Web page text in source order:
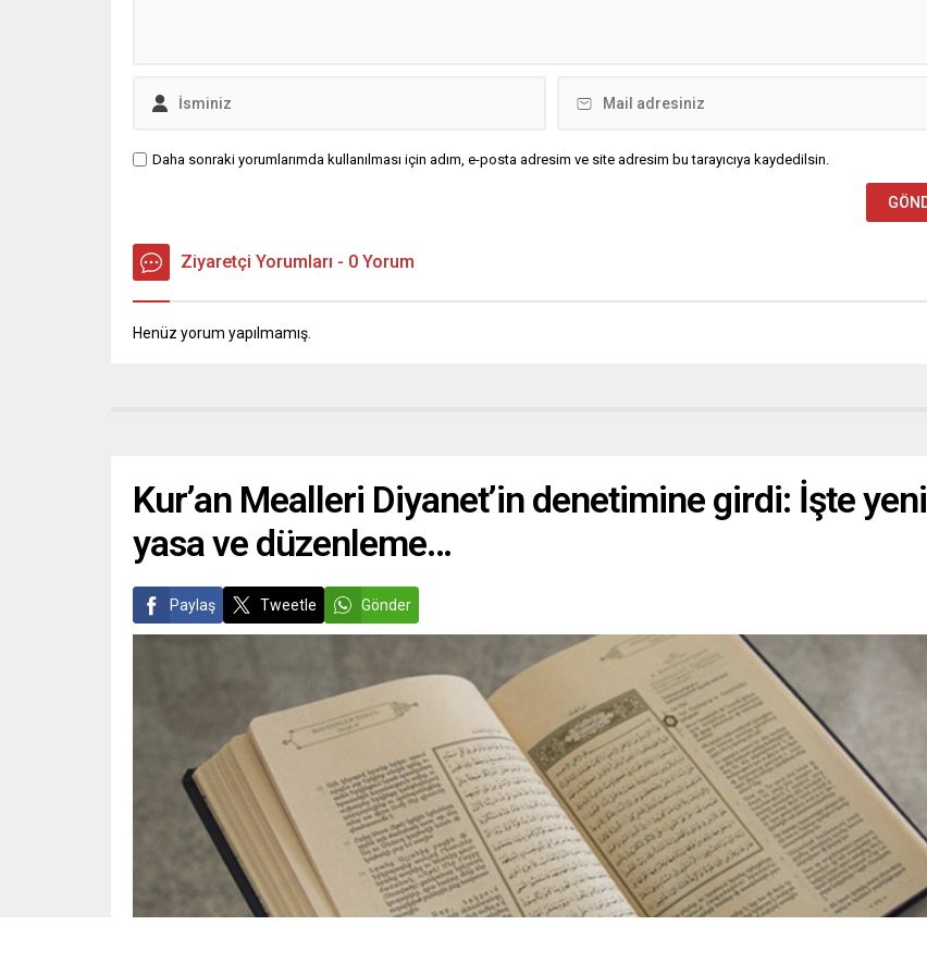
Daha sonraki yorumlarımda kullanılması için adım, e-posta adresim ve site adresim bu tarayıcıya kaydedilsin.
Ziyaretçi Yorumları - 0 Yorum
Henüz yorum yapılmamış.
Kur’an Mealleri Diyanet’in denetimine girdi: İşte yeni
yasa ve düzenleme…
Paylaş Tweetle Gönder